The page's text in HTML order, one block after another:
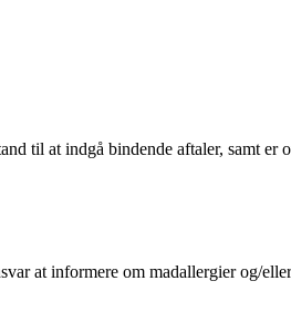
til at indgå bindende aftaler, samt er
at informere om madallergier og/